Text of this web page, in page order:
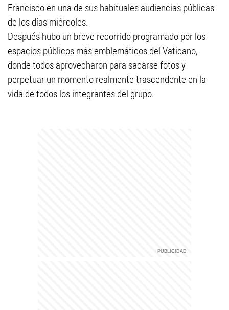
Francisco en una de sus habituales audiencias públicas
de los días miércoles.
Después hubo un breve recorrido programado por los
espacios públicos más emblemáticos del Vaticano,
donde todos aprovecharon para sacarse fotos y
perpetuar un momento realmente trascendente en la
vida de todos los integrantes del grupo.